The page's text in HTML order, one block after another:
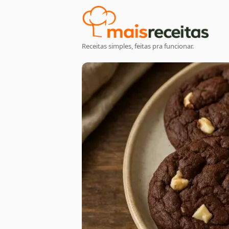
Receitas simples, feitas pra funcionar.